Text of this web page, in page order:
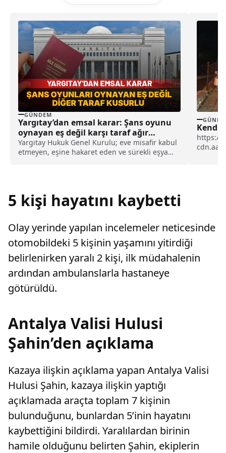
GÜNDEM
Yargıtay’dan emsal karar: Şans oyunu
oynayan eş değil karşı taraf ağır
kusurlu sayıldı
Yargıtay Hukuk Genel Kurulu; eve misafir kabul
etmeyen, eşine hakaret eden ve sürekli eşya
https://
5 kişi hayatını kaybetti
Olay yerinde yapılan incelemeler neticesinde
otomobildeki 5 kişinin yaşamını yitirdiği
belirlenirken yaralı 2 kişi, ilk müdahalenin
ardından ambulanslarla hastaneye
götürüldü.
Antalya Valisi Hulusi
Şahin’den açıklama
Kazaya ilişkin açıklama yapan Antalya Valisi
Hulusi Şahin, kazaya ilişkin yaptığı
açıklamada araçta toplam 7 kişinin
bulunduğunu, bunlardan 5’inin hayatını
kaybettiğini bildirdi. Yaralılardan birinin
hamile olduğunu belirten Şahin, ekiplerin